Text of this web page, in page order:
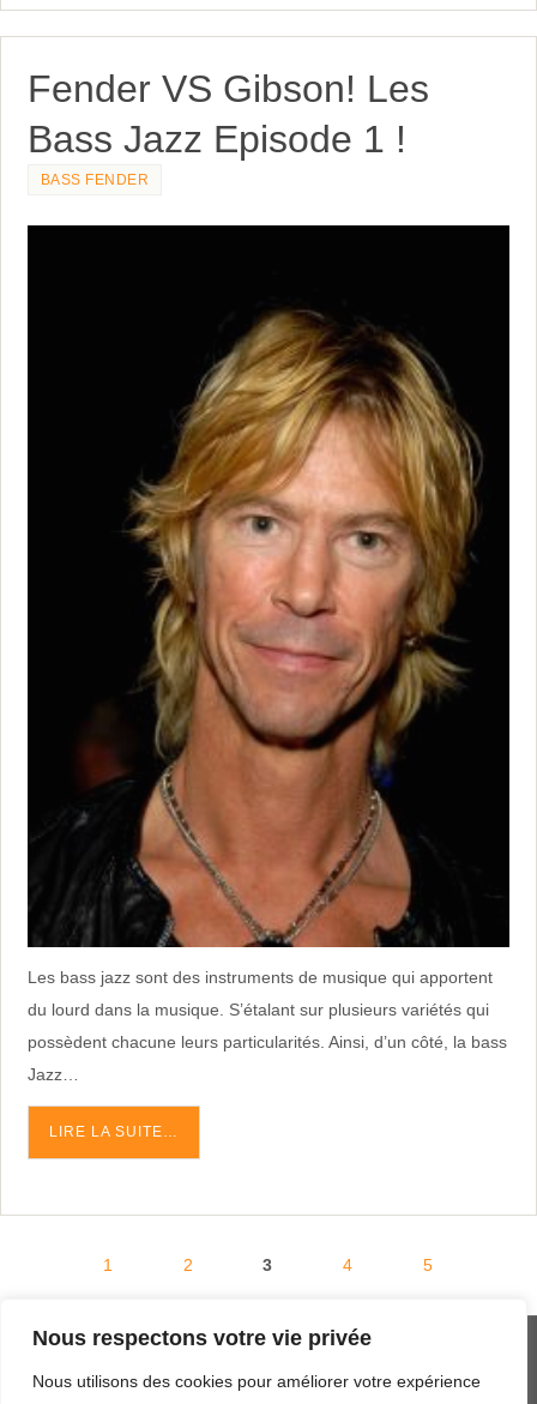
Nous respectons votre vie privée
Nous utilisons des cookies pour améliorer votre expérience
Fender VS Gibson! Les
Bass Jazz Episode 1 !
BASS FENDER
Les bass jazz sont des instruments de musique qui apportent
du lourd dans la musique. S’étalant sur plusieurs variétés qui
possèdent chacune leurs particularités. Ainsi, d’un côté, la bass
Jazz…
LIRE LA SUITE…
1 2 3 4 5
PLAN DU SITE